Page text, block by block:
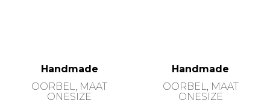
Handmade
OORBEL, MAAT
ONESIZE
Handmade
OORBEL, MAAT
ONESIZE